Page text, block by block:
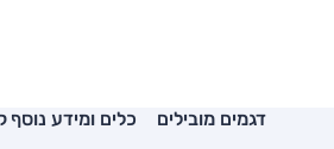
דגמים מובילים כלים ומידע נוסף